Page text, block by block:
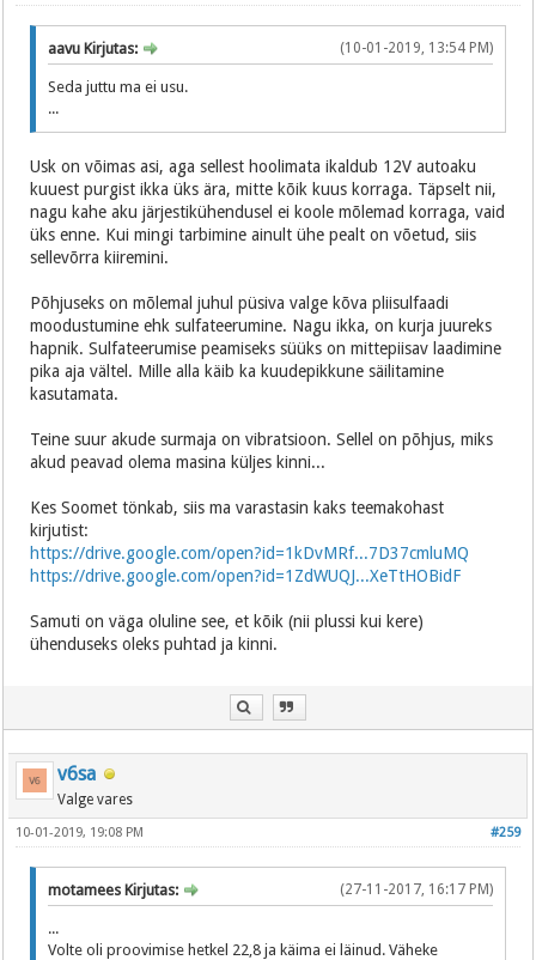
(10-01-2019, 13:54 PM)
aavu Kirjutas:
Seda juttu ma ei usu.
...
Usk on võimas asi, aga sellest hoolimata ikaldub 12V autoaku
kuuest purgist ikka üks ära, mitte kõik kuus korraga. Täpselt nii,
nagu kahe aku järjestikühendusel ei koole mõlemad korraga, vaid
üks enne. Kui mingi tarbimine ainult ühe pealt on võetud, siis
sellevõrra kiiremini.
Põhjuseks on mõlemal juhul püsiva valge kõva pliisulfaadi
moodustumine ehk sulfateerumine. Nagu ikka, on kurja juureks
hapnik. Sulfateerumise peamiseks süüks on mittepiisav laadimine
pika aja vältel. Mille alla käib ka kuudepikkune säilitamine
kasutamata.
Teine suur akude surmaja on vibratsioon. Sellel on põhjus, miks
akud peavad olema masina küljes kinni...
Kes Soomet tönkab, siis ma varastasin kaks teemakohast
kirjutist:
https://drive.google.com/open?id=1kDvMRf...7D37cmluMQ
https://drive.google.com/open?id=1ZdWUQJ...XeTtHOBidF
Samuti on väga oluline see, et kõik (nii plussi kui kere)
ühenduseks oleks puhtad ja kinni.
v6sa
Valge vares
#259
10-01-2019, 19:08 PM
(27-11-2017, 16:17 PM)
motamees Kirjutas:
...
Volte oli proovimise hetkel 22,8 ja käima ei läinud. Väheke